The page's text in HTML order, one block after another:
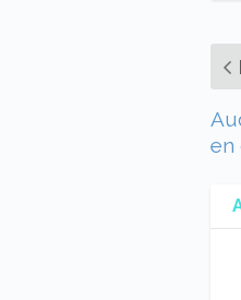
en